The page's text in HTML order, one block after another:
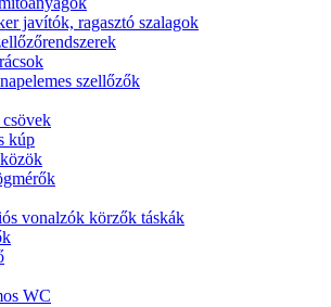
javítók, ragasztó szalagok
szellőzők
kúp
vonalzók körzők táskák
WC